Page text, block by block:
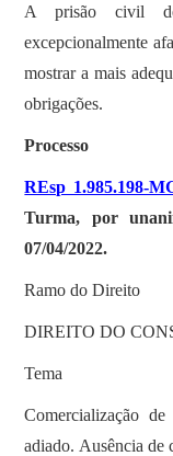
A prisão civil
excepcionalmente
mostrar a mais
obrigações.
Processo
REsp 1.985.198-
Turma, por
07/04/2022.
Ramo do Direito
DIREITO DO
Tema
Comercialização de
adiado. Ausência de